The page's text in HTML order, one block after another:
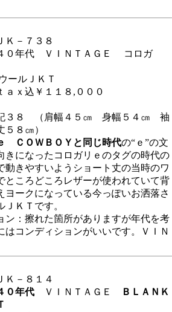
Ｋ－７３８
０年代 ＶＩＮＴＡＧＥ コロガ
ルＪＫＴ
ａｘ込￥１１８,０００
３８ （肩幅４５㎝ 身幅５４㎝ 袖
８㎝）
ＣＯＷＢＯＹと同じ時代の“ｅ”の文
きになったコロガリｅのタグの時代の
動きやすいようショート丈の当時のワ
ところどころレザーが使われていて背
ヨークになっている今っぽいお洒落さ
ＪＫＴです。
ン：擦れた箇所がありますが年代を考
はコンディションがいいです。ＶＩＮ
Ｋ－８１４
０年代 ＶＩＮＴＡＧＥ
ＢＬＡＮＫ